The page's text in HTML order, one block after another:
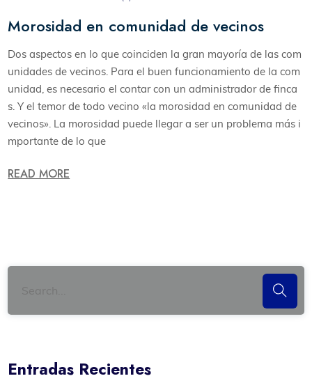
Morosidad en comunidad de vecinos
Dos aspectos en lo que coinciden la gran mayoría de las com
unidades de vecinos. Para el buen funcionamiento de la com
unidad, es necesario el contar con un administrador de finca
s. Y el temor de todo vecino «la morosidad en comunidad de
vecinos». La morosidad puede llegar a ser un problema más i
mportante de lo que
READ MORE
Entradas Recientes